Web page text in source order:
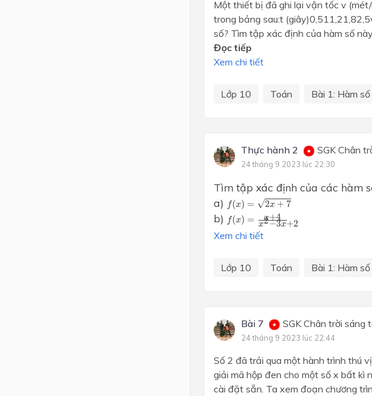
Một thiết bị đã ghi lại vận tốc v
trong bảng sau:t
số? Tìm tập xác định của hàm số
Đọc tiếp
Xem chi tiết
Lớp 10 Toán Bài 1: Hàm
Thực hành 2 SGK Chân
24 tháng 9 2023 lúc 22:30
Tìm tập xác định của các hàm
a)
f(x) = √2x + 7
f(x = +7
b) f(x) = x+4
x2−3x+2
f(x = x 2 −
Xem chi tiết
Lớp 10 Toán Bài 1: Hàm
Bài 7 SGK Chân trời sáng
24 tháng 9 2023 lúc 22:44
Số 2 đã trải qua một hành trình thú
giải mã hộp đen cho một số x bất kì
cài đặt sẵn. Ta xem đoạn chương